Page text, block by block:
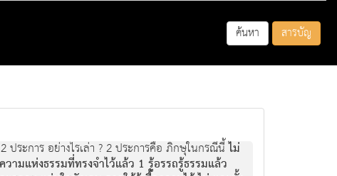
ค้นหา สารบัญ
ประการ อย่างไรเล่า ? 2 ประการคือ ภิกษุในกรณีนี้ไม่
ามแห่งธรรมที่ทรงจำไว้แล้ว 1 รู้อรรถรู้ธรรมแล้ว